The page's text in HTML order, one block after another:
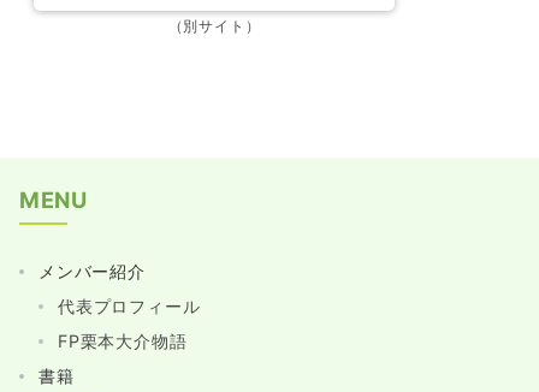
（別サイト）
MENU
メンバー紹介
代表プロフィール
FP栗本大介物語
書籍